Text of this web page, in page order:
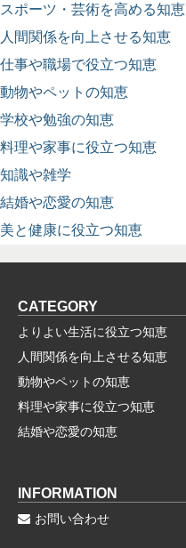
スポーツ・芸術を高める知恵
人間関係を向上させる知恵
仕事や職場で役立つ知恵
動物やペットの知恵
学校や勉強の知恵
料理や家事に役立つ知恵
知識や雑学
結婚や恋愛の知恵
美と健康に役立つ知恵
CATEGORY
よりよい生活に役立つ知恵
人間関係を向上させる知恵
動物やペットの知恵
料理や家事に役立つ知恵
結婚や恋愛の知恵
INFORMATION
お問い合わせ